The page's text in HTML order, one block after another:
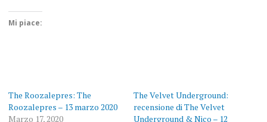
Mi piace:
The Roozalepres: The
Roozalepres – 13 marzo 2020
Marzo 17, 2020
The Velvet Underground:
recensione di The Velvet
Underground & Nico – 12